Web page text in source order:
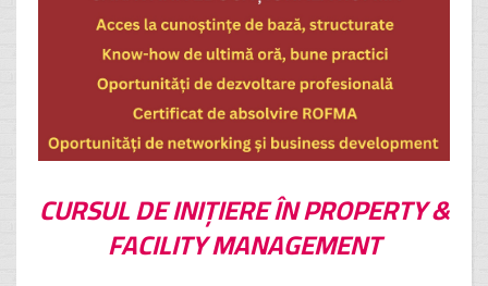
CURSUL DE INIȚIERE ÎN PROPERTY &
FACILITY MANAGEMENT